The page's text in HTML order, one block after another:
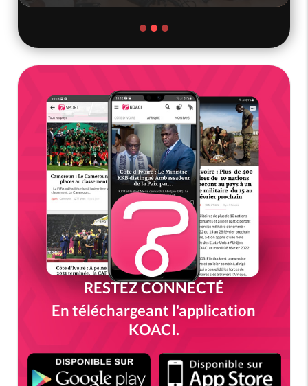
RESTEZ CONNECTÉ
En téléchargeant l'application
KOACI.